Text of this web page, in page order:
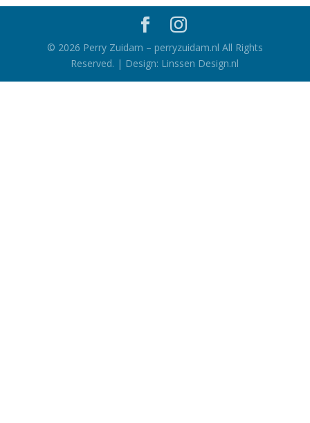
© 2026 Perry Zuidam – perryzuidam.nl All Rights
Reserved. | Design: Linssen Design.nl